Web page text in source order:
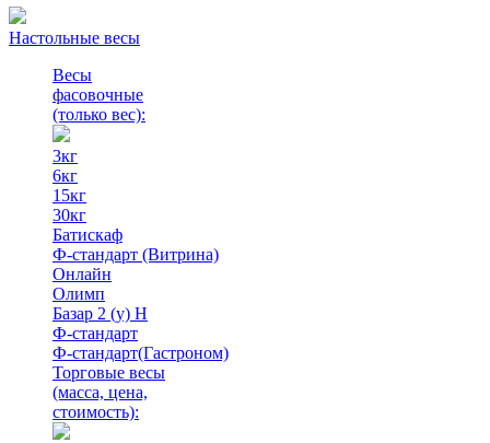
Настольные весы
Весы
фасовочные
(только вес):
3кг
6кг
15кг
30кг
Батискаф
Ф-стандарт (Витрина)
Онлайн
Олимп
Базар 2 (у) Н
Ф-стандарт
Ф-стандарт(Гастроном)
Торговые весы
(масса, цена,
стоимость):